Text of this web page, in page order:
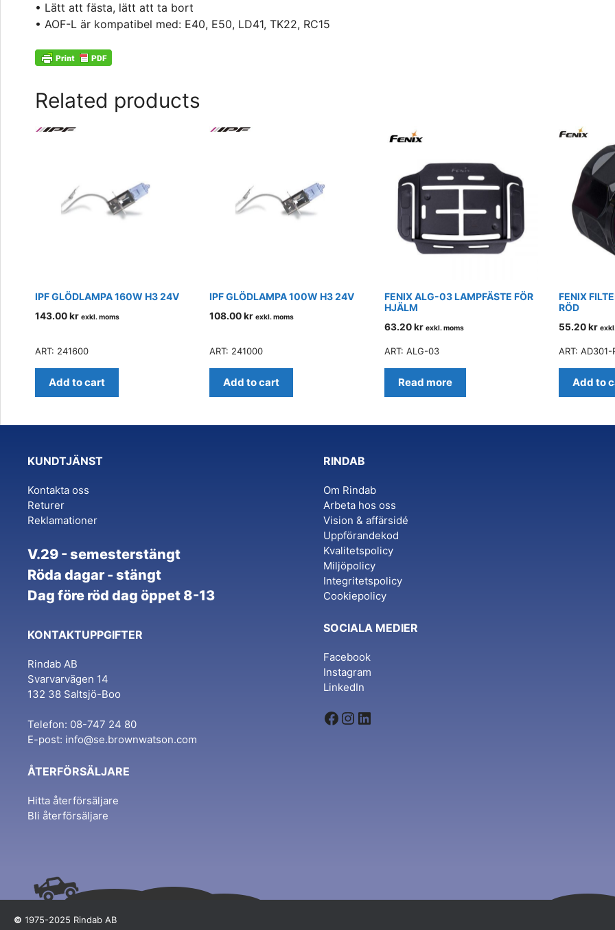
• Lätt att fästa, lätt att ta bort
• AOF-L är kompatibel med: E40, E50, LD41, TK22, RC15
Related products
IPF GLÖDLAMPA 160W H3 24V
143.00kr exkl. moms
ART: 241600
Add to cart
IPF GLÖDLAMPA 100W H3 24V
108.00kr exkl. moms
ART: 241000
Add to cart
FENIX ALG-03 LAMPFÄSTE FÖR
HJÄLM
63.20kr exkl. moms
ART: ALG-03
Read more
FENIX
RÖD
55.20kr
ART: AD301-
Add to
KUNDTJÄNST
Kontakta oss
Returer
Reklamationer
V.29 - semesterstängt
Röda dagar - stängt
Dag före röd dag öppet 8-13
KONTAKTUPPGIFTER
Rindab AB
Svarvarvägen 14
132 38 Saltsjö-Boo
Telefon: 08-747 24 80
E-post: info@se.brownwatson.com
ÅTERFÖRSÄLJARE
Hitta återförsäljare
Bli återförsäljare
RINDAB
Om Rindab
Arbeta hos oss
Vision & affärsidé
Uppförandekod
Kvalitetspolicy
Miljöpolicy
Integritetspolicy
Cookiepolicy
SOCIALA MEDIER
Facebook
Instagram
LinkedIn
Facebook
Instagram
LinkedIn
© 1975-2025 Rindab AB